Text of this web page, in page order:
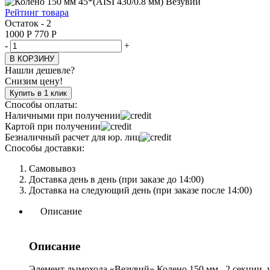
Рейтинг товара
Остаток - 2
1000 Р 770 Р
-
+
В КОРЗИНУ
Нашли дешевле?
Снизим цену!
Купить в 1 клик
Способы оплаты:
Наличными при получении
Картой при получении
Безналичный расчет для юр. лиц
Способы доставки:
Самовывоз
Доставка день в день (при заказе до 14:00)
Доставка на следующий день (при заказе после 14:00)
Описание
Описание